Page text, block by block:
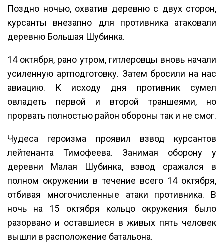
Поздно ночью, охватив деревню с двух сторон,
курсанты внезапно для противника атаковали
деревню Большая Шубинка.
14 октября, рано утром, гитлеровцы вновь начали
усиленную артподготовку. Затем бросили на нас
авиацию. К исходу дня противник сумел
овладеть первой и второй траншеями, но
прорвать полностью район обороны так и не смог.
Чудеса героизма проявил взвод курсантов
лейтенанта Тимофеева. Занимая оборону у
деревни Малая Шубинка, взвод сражался в
полном окружении в течение всего 14 октября,
отбивая многочисленные атаки противника. В
ночь на 15 октября кольцо окружения было
разорвано и оставшиеся в живых пять человек
вышли в расположение батальона.